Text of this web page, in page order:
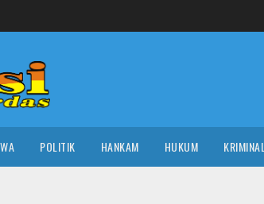
POLITIK HANKAM HUKUM KRIMINAL